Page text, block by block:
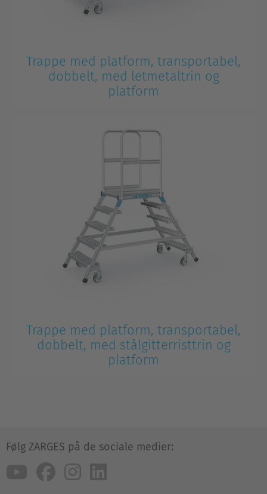
Trappe med platform, transportabel,
dobbelt, med letmetaltrin og
platform
Trappe med platform, transportabel,
dobbelt, med stålgitterristtrin og
platform
Følg ZARGES på de sociale medier: